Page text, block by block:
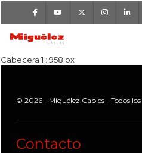
FacebookYoutube Instagram
MIGUÉLEZ CABLES
Cabecera 1 : 958 px
© 2026 - Miguélez Cables - Todos los
Contacto